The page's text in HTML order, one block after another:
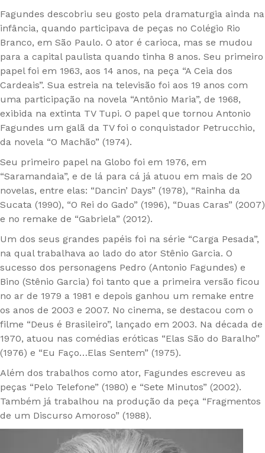
Fagundes descobriu seu gosto pela dramaturgia ainda na
infância, quando participava de peças no Colégio Rio
Branco, em São Paulo. O ator é carioca, mas se mudou
para a capital paulista quando tinha 8 anos. Seu primeiro
papel foi em 1963, aos 14 anos, na peça “A Ceia dos
Cardeais”. Sua estreia na televisão foi aos 19 anos com
uma participação na novela “Antônio Maria”, de 1968,
exibida na extinta TV Tupi. O papel que tornou Antonio
Fagundes um galã da TV foi o conquistador Petrucchio,
da novela “O Machão” (1974).
Seu primeiro papel na Globo foi em 1976, em
“Saramandaia”, e de lá para cá já atuou em mais de 20
novelas, entre elas: “Dancin’ Days” (1978), “Rainha da
Sucata (1990), “O Rei do Gado” (1996), “Duas Caras” (2007)
e no remake de “Gabriela” (2012).
Um dos seus grandes papéis foi na série “Carga Pesada”,
na qual trabalhava ao lado do ator Stênio Garcia. O
sucesso dos personagens Pedro (Antonio Fagundes) e
Bino (Stênio Garcia) foi tanto que a primeira versão ficou
no ar de 1979 a 1981 e depois ganhou um remake entre
os anos de 2003 e 2007. No cinema, se destacou com o
filme “Deus é Brasileiro”, lançado em 2003. Na década de
1970, atuou nas comédias eróticas “Elas São do Baralho”
(1976) e “Eu Faço…Elas Sentem” (1975).
Além dos trabalhos como ator, Fagundes escreveu as
peças “Pelo Telefone” (1980) e “Sete Minutos” (2002).
Também já trabalhou na produção da peça “Fragmentos
de um Discurso Amoroso” (1988).